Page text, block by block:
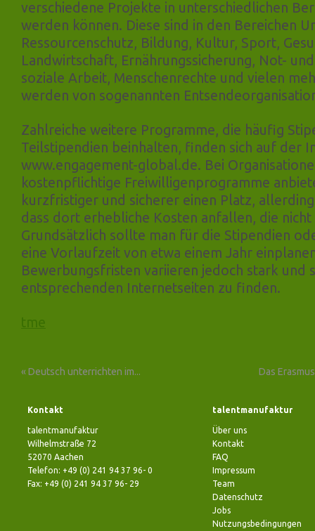
verschiedene Projekte in unterschiedlichen
werden können. Diese sind in den Bereichen
Ressourcenschutz, Bildung, Kultur, Sport,
Landwirtschaft, Ernährungssicherung, Not-
soziale Arbeit, Menschenrechte und vielen
werden von sogenannten
Zahlreiche weitere Programme, die häufig
Teilstipendien beinhalten, finden sich auf der
www.engagement-global.de. Bei
kostenpflichtige Freiwilligenprogramme
kurzfristiger und sicherer einen Platz,
dass dort erhebliche Kosten anfallen, die
Grundsätzlich sollte man für die Stipendien
eine Vorlaufzeit von etwa einem Jahr
Bewerbungsfristen variieren jedoch stark und
entsprechenden Internetseiten zu finden.
tme
«Deutsch unterrichten im... Das
Kontakt
talentmanufaktur
Wilhelmstraße 72
52070 Aachen
Telefon: +49 (0) 241 94 37 96- 0
Fax: +49 (0) 241 94 37 96- 29
talentmanufaktur
Über uns
Kontakt
FAQ
Impressum
Team
Datenschutz
Jobs
Nutzungsbedingungen